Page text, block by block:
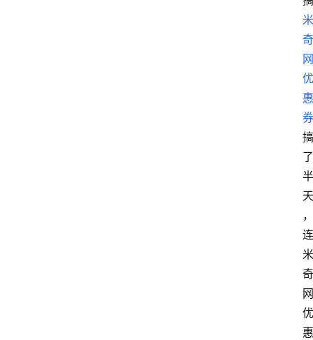
米
奇
网
优
惠
券
搞
了
半
天
，
连
米
奇
网
优
惠